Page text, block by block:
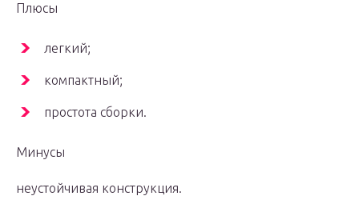
Плюсы
легкий;
компактный;
простота сборки.
Минусы
неустойчивая конструкция.